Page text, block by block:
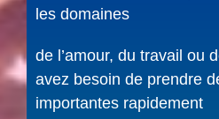
les domaines
de l’amour, du travail ou
avez besoin de prendre
importantes rapidement